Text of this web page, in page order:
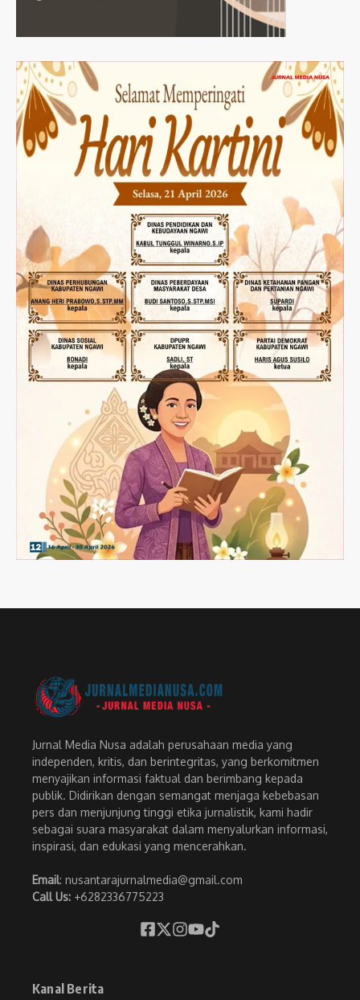
Jurnal Media Nusa adalah perusahaan media yang
independen, kritis, dan berintegritas, yang berkomitmen
menyajikan informasi faktual dan berimbang kepada
publik. Didirikan dengan semangat menjaga kebebasan
pers dan menjunjung tinggi etika jurnalistik, kami hadir
sebagai suara masyarakat dalam menyalurkan informasi,
inspirasi, dan edukasi yang mencerahkan.
Email: nusantarajurnalmedia@gmail.com
Call Us: +6282336775223
Kanal Berita